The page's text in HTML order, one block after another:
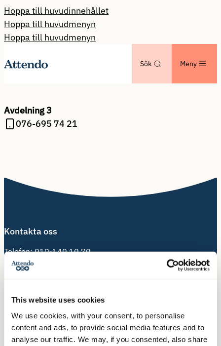
This website uses cookies
We use cookies, with your consent, to personalise
content and ads, to provide social media features and to
analyse our traffic. We may, if you consented, also share
Hoppa till huvudinnehållet
Hoppa till huvudmenyn
Hoppa till huvudmenyn
Sök Meny
Avdelning 3
076-695 74 21
Kontakta oss
Telefon:010-140 10 70
113 31 Stockholm
Postadress:
Box 3020, 103 61 Stockholm